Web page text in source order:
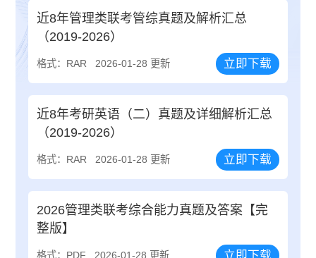
近8年管理类联考管综真题及解析汇总
（2019-2026）
格式：RAR 2026-01-28 更新 立即下载
近8年考研英语（二）真题及详细解析汇总
（2019-2026）
格式：RAR 2026-01-28 更新 立即下载
2026管理类联考综合能力真题及答案【完
整版】
格式：PDF 2026-01-28 更新